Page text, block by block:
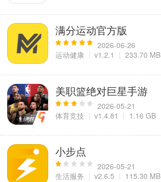
满分运动官方版
2026-06-26
运动健康
v1.2.1 233.70 MB
美职篮绝对巨星手游
2026-05-21
体育竞技
v1.4.81 1.16 GB
小步点
2026-05-21
生活服务
v2.6.5 115.30 MB